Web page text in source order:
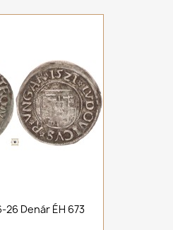
26 Denár ÉH 673